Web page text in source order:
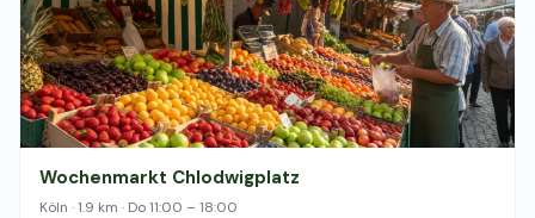
Wochenmarkt Chlodwigplatz
Köln · 1.9 km · Do 11:00 – 18:00